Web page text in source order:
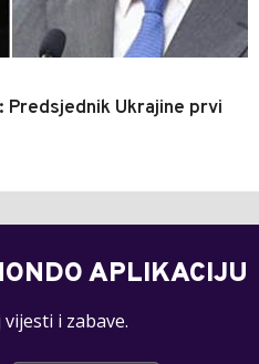
Ukrajine prvi
APLIKACIJU
i zabave.